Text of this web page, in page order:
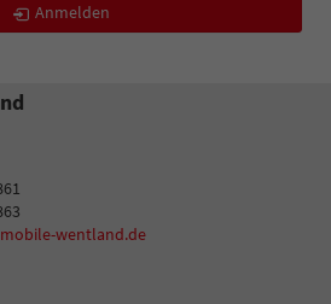
Anmelden
wentland.de